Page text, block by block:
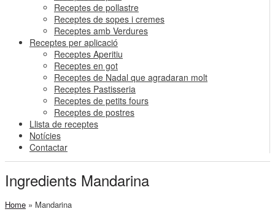
Receptes de pollastre
Receptes de sopes i cremes
Receptes amb Verdures
Receptes per aplicació
Receptes Aperitiu
Receptes en got
Receptes de Nadal que agradaran molt
Receptes Pastisseria
Receptes de petits fours
Receptes de postres
Llista de receptes
Notícies
Contactar
Ingredients Mandarina
Home » Mandarina